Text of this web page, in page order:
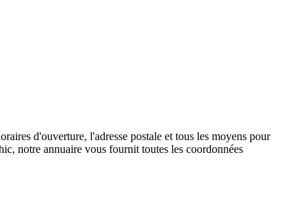
d'ouverture, l'adresse postale et tous les moyens pour
notre annuaire vous fournit toutes les coordonnées